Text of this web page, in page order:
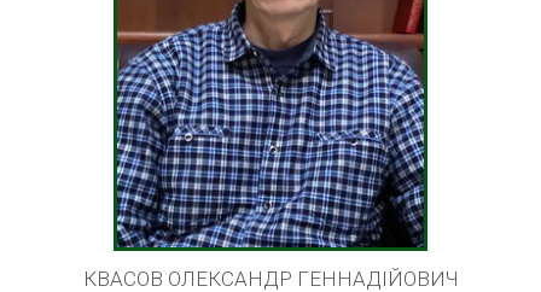
КВАСОВ ОЛЕКСАНДР ГЕННАДІЙОВИЧ